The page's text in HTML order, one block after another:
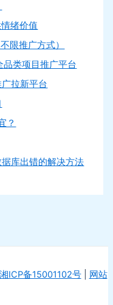
绪价值
限推广方式）
品类项目推广平台
拉新平台
？
库出错的解决方法
湘ICP备15001102号| 网站